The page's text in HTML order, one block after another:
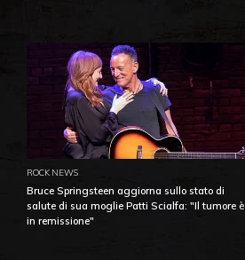
ROCK NEWS
Bruce Springsteen aggiorna sullo stato di
salute di sua moglie Patti Scialfa: "Il tumore è
in remissione"